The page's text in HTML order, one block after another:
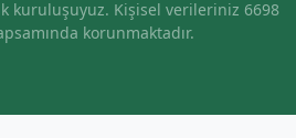
kuruluşuyuz. Kişisel verileriniz 6698
korunmaktadır.